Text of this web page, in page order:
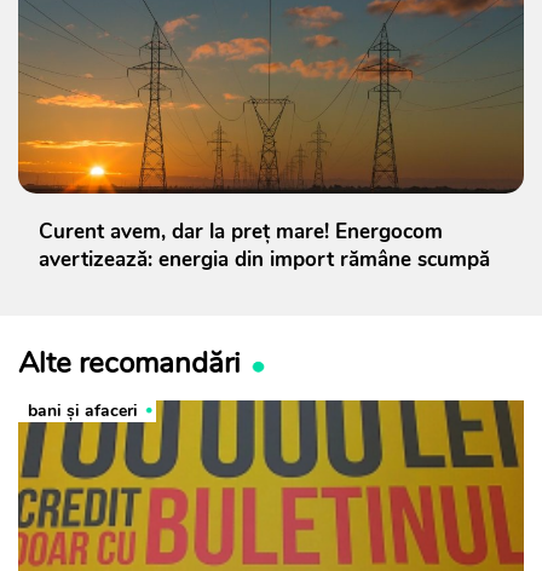
Curent avem, dar la preț mare! Energocom
avertizează: energia din import rămâne scumpă
Alte recomandări
bani și afaceri